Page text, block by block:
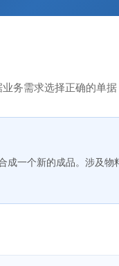
务需求选择正确的单据
成一个新的成品。涉及物